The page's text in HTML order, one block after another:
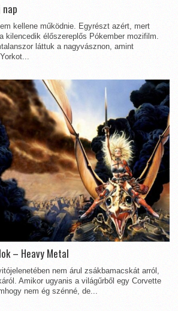
kellene működnie. Egyrészt azért, mert
kilencedik élőszereplős Pókember mozifilm.
láttuk a nagyvásznon, amint
– Heavy Metal
nem árul zsákbamacskát arról,
Amikor ugyanis a világűrből egy Corvette
nem ég szénné, de...